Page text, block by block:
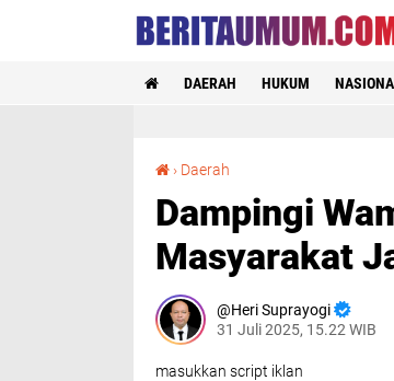
DAERAH HUKUM
› Daerah
Dampingi
Masyarakat
Heri Suprayogi
31 Juli 2025, 15.22 WIB
masukkan script iklan